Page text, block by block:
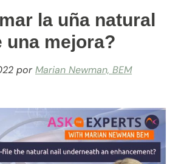
la uña natural
una mejora?
porMarian Newman, BEM